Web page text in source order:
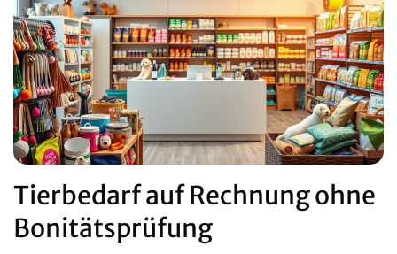
Tierbedarf auf Rechnung ohne
Bonitätsprüfung